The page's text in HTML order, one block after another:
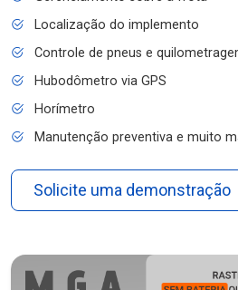
Localização do implemento
Controle de pneus e
Hubodômetro via GPS
Horímetro
Manutenção preventiva e muito
Solicite uma demonstração